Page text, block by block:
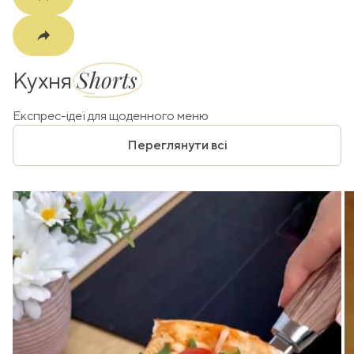
КухняShorts
Експрес-ідеї для щоденного меню
Переглянути всі